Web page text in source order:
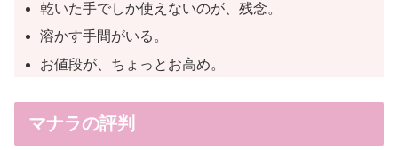
乾いた手でしか使えないのが、残念。
溶かす手間がいる。
お値段が、ちょっとお高め。
マナラの評判